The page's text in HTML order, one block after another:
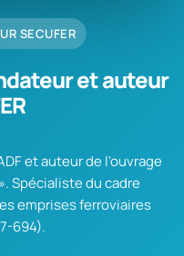
SECUFER
et auteur
et auteur de l'ouvrage
Spécialiste du cadre
emprises ferroviaires
694).